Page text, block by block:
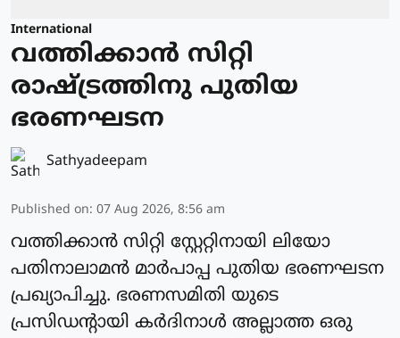
International
വത്തിക്കാന്‍ സിറ്റി
രാഷ്ട്രത്തിനു പുതിയ
ഭരണഘടന
Sathyadeepam
Published on: 07 Aug 2026, 8:56 am
വത്തിക്കാന്‍ സിറ്റി സ്റ്റേറ്റിനായി ലിയോ
പതിനാലാമന്‍ മാര്‍പാപ്പ പുതിയ ഭരണഘടന
പ്രഖ്യാപിച്ചു. ഭരണസമിതി യുടെ
പ്രസിഡന്റായി കര്‍ദിനാള്‍ അല്ലാത്ത ഒരു